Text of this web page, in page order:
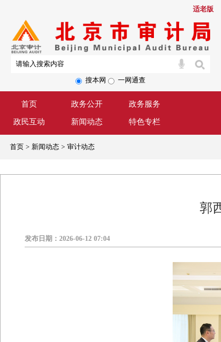
适老版
首页 政务公开 政务服务
政民互动 新闻动态 特色专栏
搜本网 一网通查
首页 > 新闻动态 > 审计动态
郭
发布日期： 2026-06-12 07:04